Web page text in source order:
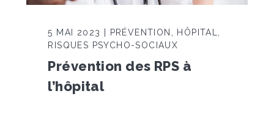
5 MAI 2023 | PRÉVENTION, HÔPITAL,
RISQUES PSYCHO-SOCIAUX
Prévention des RPS à
l’hôpital